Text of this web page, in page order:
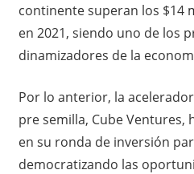
continente superan los $14
en 2021, siendo uno de los
dinamizadores de la
Por lo anterior, la
pre semilla, Cube Ventures,
en su ronda de inversión
democratizando las